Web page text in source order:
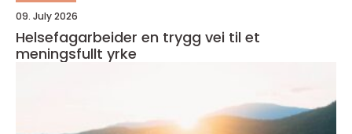
09. July 2026
Helsefagarbeider en trygg vei til et
meningsfullt yrke